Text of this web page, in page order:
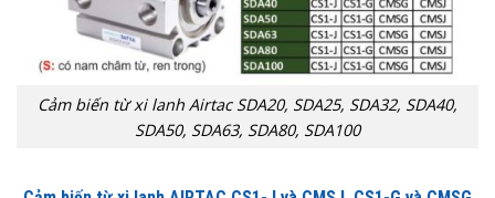
Cảm biến từ xi lanh Airtac SDA20, SDA25, SDA32, SDA40,
SDA50, SDA63, SDA80, SDA100